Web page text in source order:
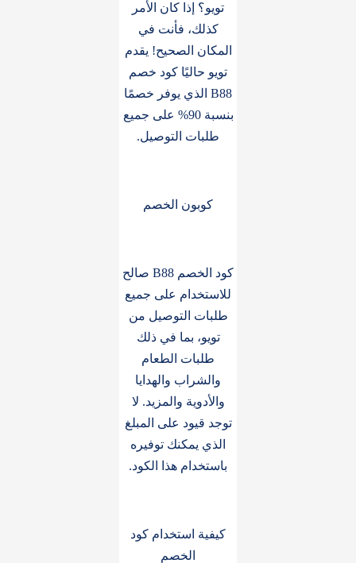
تويو؟ إذا كان الأمر
كذلك، فأنت في
المكان الصحيح! يقدم
تويو حاليًا كود خصم
B88 الذي يوفر خصمًا
بنسبة 90% على جميع
طلبات التوصيل.
كوبون الخصم
كود الخصم B88 صالح
للاستخدام على جميع
طلبات التوصيل من
تويو، بما في ذلك
طلبات الطعام
والشراب والهدايا
والأدوية والمزيد. لا
توجد قيود على المبلغ
الذي يمكنك توفيره
باستخدام هذا الكود.
كيفية استخدام كود
الخصم